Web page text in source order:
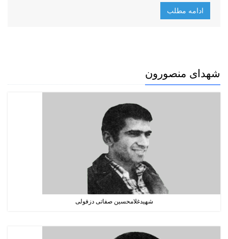
ادامه مطلب
شهدای منصورون
شهیدغلامحسین صفاتی دزفولی